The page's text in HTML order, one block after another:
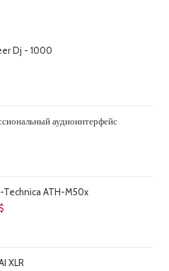
Dj - 1000
аудиоинтерфейс
Technica ATH-M50x
$.
XLR